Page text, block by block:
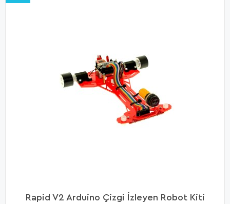
Rapid V2 Arduino Çizgi İzleyen Robot Kiti